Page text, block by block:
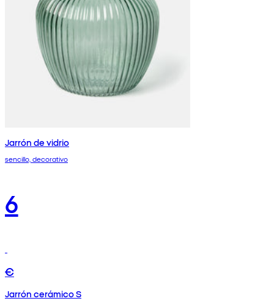
Jarrón de vidrio
sencillo, decorativo
6
€
Jarrón cerámico S